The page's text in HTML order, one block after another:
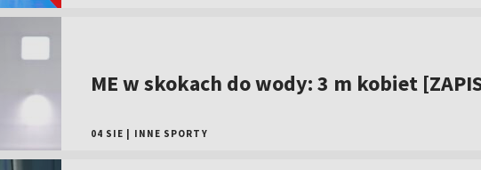
ME w skokach do wody: 3 m kobiet
04 SIE INNE SPORTY